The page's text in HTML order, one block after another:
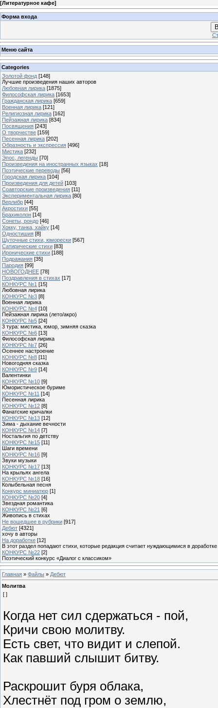
[Литературное кафе]
Форма входа
Меню сайта
Categories
Золотой фонд [148]
Лучшие произведения наших авторов
Любовная лирика [1875]
Философская лирика [1653]
Гражданская лирика [659]
Военная лирика [121]
Религиозная лирика [162]
Пейзажная лирика [834]
Посвящения [243]
О творчестве [159]
Песенная лирика [202]
Образность и экспрессия [496]
Мистика [232]
Эпос, легенды [70]
Произведения на иностранных языках [18]
Поэтические переводы [56]
Городская лирика [104]
Произведения для детей [103]
Соавторские произведения [11]
Экспериментальная лирика [80]
Верлибр [44]
Акростихи [55]
Брахиколон [14]
Сонеты, рондо [46]
Хокку, танка, хайку [14]
Одностишия [8]
Шуточные стихи, юморески [567]
Сатирические стихи [83]
Иронические стихи [188]
Подражания [35]
Пародия [99]
НОВОГОДНЕЕ [78]
Поздравления в стихах [17]
КОНКУРС №1 [15]
Любовная лирика
КОНКУРС №3 [8]
Военная лирика
КОНКУРС №4 [10]
Пейзажная лирика (лето/акро)
КОНКУРС №5 [24]
3 тура: мистика, юмор, зимняя сказка
КОНКУРС №6 [13]
Философская лирика
КОНКУРС №7 [26]
Осеннее настроение
КОНКУРС №8 [11]
Новогодняя сказка
КОНКУРС №9 [14]
Валентинки
КОНКУРС №10 [9]
Юмористическое буриме
КОНКУРС №11 [14]
Песенная лирика
КОНКУРС №12 [8]
Фанатские кричалки
КОНКУРС №13 [12]
Зима - дыхание вечности
КОНКУРС №14 [7]
Ностальгия по детству
КОНКУРС №15 [11]
Шаги времени
КОНКУРС №16 [9]
Звуки музыки
КОНКУРС №17 [13]
На крыльях ангела
КОНКУРС №18 [16]
Колыбельная песня
Конкурс миниатюр [1]
КОНКУРС №20 [4]
Звездная романтика
КОНКУРС №21 [6]
Живопись в стихах
Не вошедшее в рубрики [917]
Дебют [4321]
хочу в авторы
На доработке [12]
В этот раздел попадают стихи, которые редакция считает нуждающимися в доработке
КОНКУРС №22 [2]
Поэтический конкурс «Диалог с классиком»
Главная » Файлы » Дебют
Молитва
[ ]
Когда нет сил сдержаться - пой,
Кричи свою молитву.
Есть свет, что видит и слепой.
Как павший слышит битву.
Раскрошит буря облака,
Хлестнёт под гром о землю,